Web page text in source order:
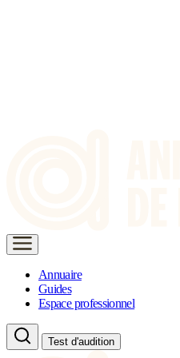
Annuaire
Guides
Espace professionnel
Test d'audition